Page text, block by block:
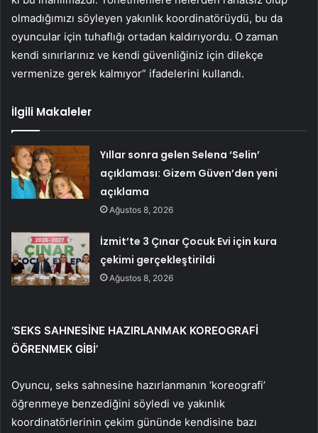
olmadığımızı söyleyen yakınlık koordinatörüydü, bu da
oyuncular için tuhaflığı ortadan kaldırıyordu. O zaman
kendi sınırlarınız ve kendi güvenliğiniz için dilekçe
vermenize gerek kalmıyor” ifadelerini kullandı.
İlgili Makaleler
Yıllar sonra gelen Selena ‘Selin’
açıklaması: Gizem Güven’den yeni
açıklama
Ağustos 8, 2026
İzmit’te 3 Çınar Çocuk Evi için kura
çekimi gerçekleştirildi
Ağustos 8, 2026
‘SEKS SAHNESİNE HAZIRLANMAK KOREOGRAFİ
ÖĞRENMEK GİBİ’
Oyuncu, seks sahnesine hazırlanmanın ‘koreografi’
öğrenmeye benzediğini söyledi ve yakınlık
koordinatörlerinin çekim gününde kendisine bazı